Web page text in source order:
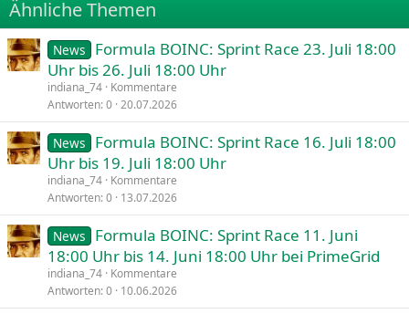
26
Trebuchet MS
Verdana
Ähnliche Themen
News
Formula BOINC: Sprint Race 23. Juli 18:00
Uhr bis 26. Juli 18:00 Uhr
indiana_74 Kommentare
Antworten 0 20.07.2026
News
Formula BOINC: Sprint Race 16. Juli 18:00
Uhr bis 19. Juli 18:00 Uhr
indiana_74 Kommentare
Antworten 0 13.07.2026
News
Formula BOINC: Sprint Race 11. Juni
18:00 Uhr bis 14. Juni 18:00 Uhr bei PrimeGrid
indiana_74 Kommentare
Antworten 0 10.06.2026